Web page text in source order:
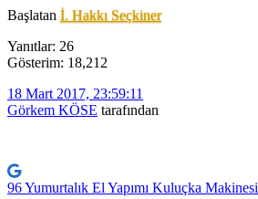
Başlatan İ. Hakkı Seçkiner
Yanıtlar: 26
Gösterim: 18,212
18 Mart 2017, 23:59:11
Görkem KÖSE tarafından
96 Yumurtalık El Yapımı Kuluçka Makinesi